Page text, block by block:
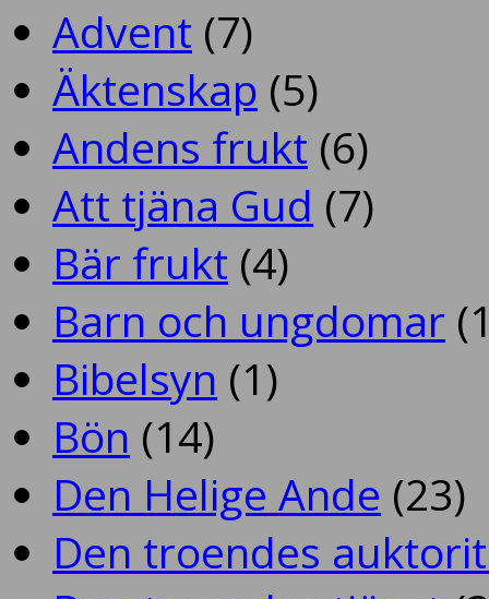
Advent (7)
Äktenskap (5)
Andens frukt (6)
Att tjäna Gud (7)
Bär frukt (4)
Barn och ungdomar
Bibelsyn (1)
Bön (14)
Den Helige Ande (23)
Den troendes